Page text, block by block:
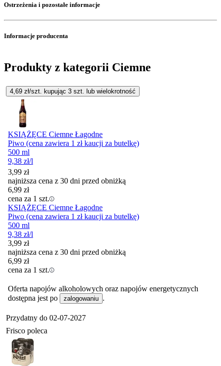
Ostrzeżenia i pozostałe informacje
Informacje producenta
Produkty z kategorii Ciemne
4,69 zł/szt. kupując 3 szt. lub wielokrotność
KSIĄŻĘCE Ciemne Łagodne
Piwo (cena zawiera 1 zł kaucji za butelkę)
500 ml
9,38 zł/l
3,99 zł
najniższa cena z 30 dni przed obniżką
6,99 zł
cena za 1 szt.
KSIĄŻĘCE Ciemne Łagodne
Piwo (cena zawiera 1 zł kaucji za butelkę)
500 ml
9,38 zł/l
3,99 zł
najniższa cena z 30 dni przed obniżką
6,99 zł
cena za 1 szt.
Oferta napojów alkoholowych oraz napojów energetycznych
dostępna jest po
zalogowaniu .
Przydatny do 02-07-2027
Frisco poleca